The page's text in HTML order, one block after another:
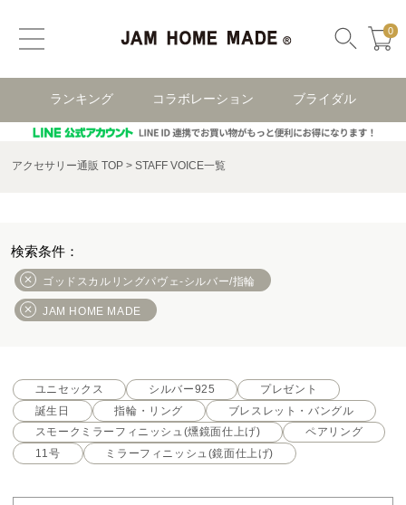
0
ランキング コラボレーション ブライダル
アクセサリー通販 TOP STAFF VOICE一覧
ゴッドスカルリングパヴェ-シルバー/指輪
JAM HOME MADE
ユニセックス シルバー925
プレゼント
誕生日
指輪・リング
ブレスレット・バングル
スモークミラーフィニッシュ(燻鏡面仕上げ)
ペアリング
11号
ミラーフィニッシュ(鏡面仕上げ)